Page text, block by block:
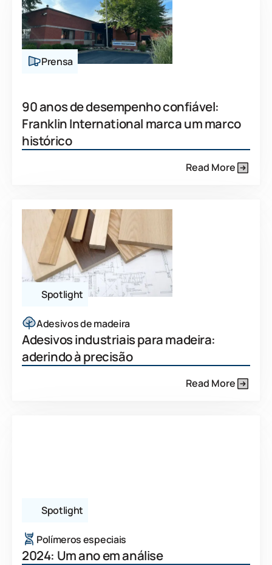
Prensa
90 anos de desempenho confiável:
Franklin International marca um marco
histórico
Read More
Spotlight
Adesivos de madeira
Adesivos industriais para madeira:
aderindo à precisão
Read More
Spotlight
Polímeros especiais
2024: Um ano em análise